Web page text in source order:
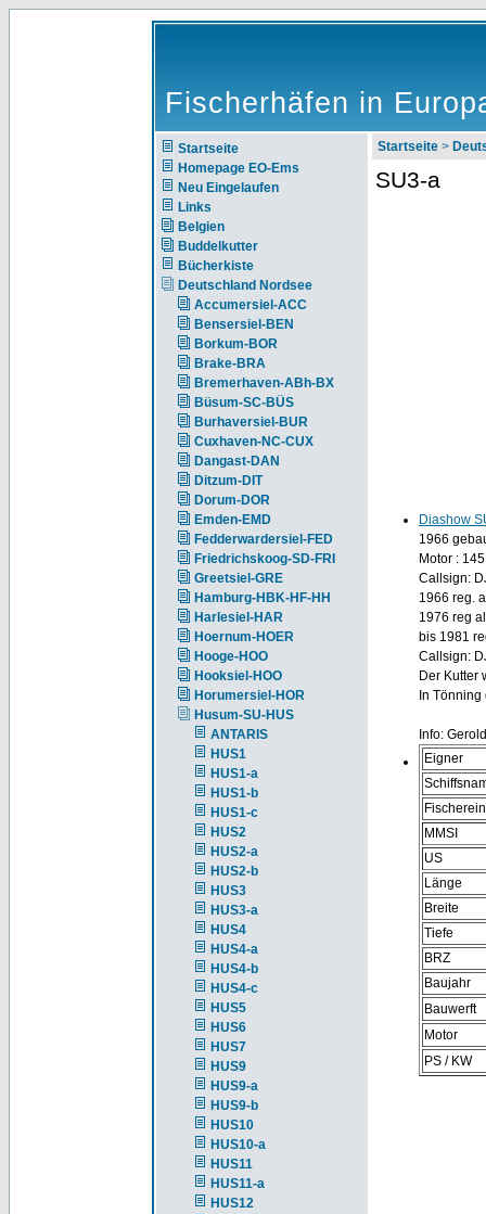
Fischerhäfen in
Startseite
Homepage EO-Ems
Neu Eingelaufen
Links
Belgien
Buddelkutter
Bücherkiste
Deutschland Nordsee
Accumersiel-ACC
Bensersiel-BEN
Borkum-BOR
Brake-BRA
Bremerhaven-ABh-BX
Büsum-SC-BÜS
Burhaversiel-BUR
Cuxhaven-NC-CUX
Dangast-DAN
Ditzum-DIT
Dorum-DOR
Emden-EMD
Fedderwardersiel-FED
Friedrichskoog-SD-FRI
Greetsiel-GRE
Hamburg-HBK-HF-HH
Harlesiel-HAR
Hoernum-HOER
Hooge-HOO
Hooksiel-HOO
Horumersiel-HOR
Husum-SU-HUS
ANTARIS
HUS1
HUS1-a
HUS1-b
HUS1-c
HUS2
HUS2-a
HUS2-b
HUS3
HUS3-a
HUS4
HUS4-a
HUS4-b
HUS4-c
HUS5
HUS6
HUS7
HUS9
HUS9-a
HUS9-b
HUS10
HUS10-a
HUS11
HUS11-a
HUS12
Startseite >
SU3-a
Diashow
1966
Motor :
Callsign:
1966 reg.
1976 reg
bis 1981
Callsign:
Der Kutter
In
Info:
Eigner
MMSI
US
Länge
Breite
Tiefe
BRZ
Baujahr
Bauwerft
Motor
PS / KW